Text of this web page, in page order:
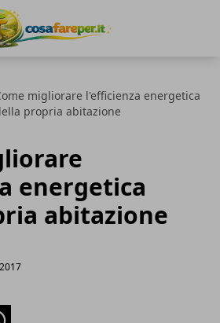
migliorare l'efficienza energetica
propria abitazione
energetica
abitazione